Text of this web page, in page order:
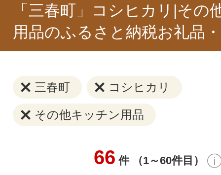
「三春町」コシヒカリ|その
用品のふるさと納税お礼品
三春町 コシヒカリ
その他キッチン用品
66 件 （1～60件目）